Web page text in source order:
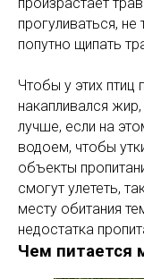
произрастает
прогуливаться,
попутно щипать
Чтобы у этих птиц
накапливался
лучше, если на
водоем, чтобы
объекты
смогут улететь,
месту обитания
недостатка
Чем питается